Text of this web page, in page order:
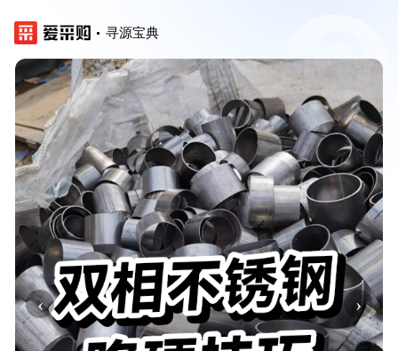
寻源宝典
‹ ›